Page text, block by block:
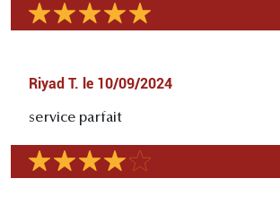
Riyad T. le 10/09/2024
service parfait